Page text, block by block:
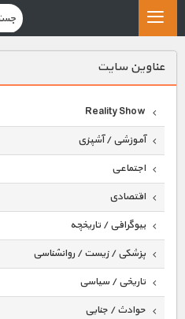
عناوين سايت
Reality Show
آموزشی / آشپزی
اجتماعی
اقتصادی
بیوگرافی / تاریخچه
پزشکی / زیست / روانشناسی
تاریخی / سیاسی
حوادث / جنایی